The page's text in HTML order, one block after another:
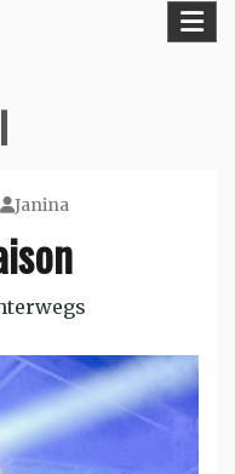
Janina